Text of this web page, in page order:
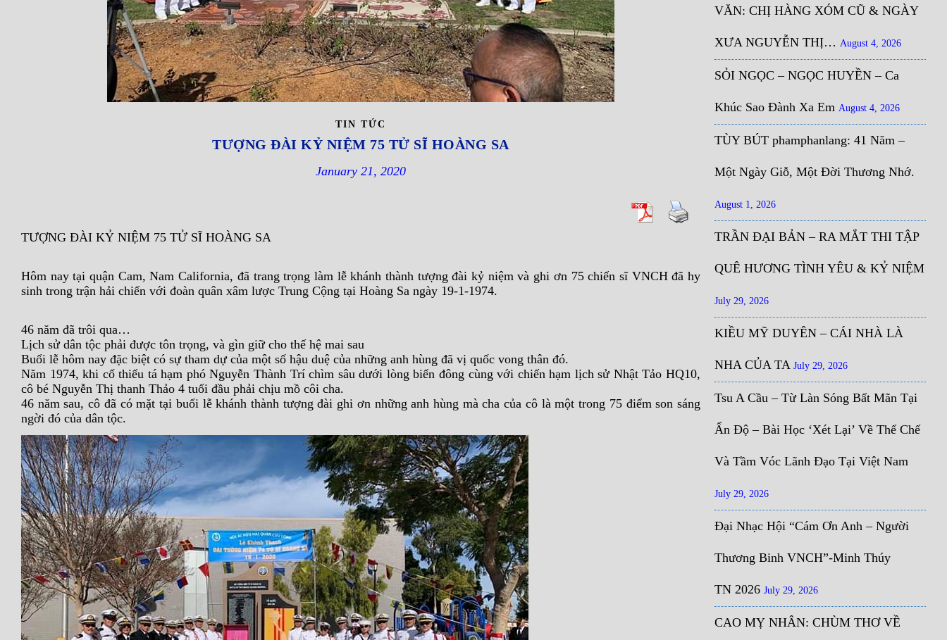
TIN TỨC
TƯỢNG ĐÀI KỶ NIỆM 75 TỬ SĨ HOÀNG SA
January 21, 2020
TƯỢNG ĐÀI KỶ NIỆM 75 TỬ SĨ HOÀNG SA
Hôm nay tại quận Cam, Nam California, đã trang trọng làm lễ khánh thành tượng đài kỷ niệm và ghi ơn 75 chiến sĩ VNCH đã hy
sinh trong trận hải chiến với đoàn quân xâm lược Trung Cộng tại Hoàng Sa ngày 19-1-1974.
46 năm đã trôi qua…
Lịch sử dân tộc phải được tôn trọng, và gìn giữ cho thế hệ mai sau
Buổi lễ hôm nay đặc biệt có sự tham dự của một số hậu duệ của những anh hùng đã vị quốc vong thân đó.
Năm 1974, khi cố thiếu tá hạm phó Nguyễn Thành Trí chìm sâu dưới lòng biển đông cùng với chiến hạm lịch sử Nhật Tảo HQ10,
cô bé Nguyễn Thị thanh Thảo 4 tuổi đầu phải chịu mồ côi cha.
46 năm sau, cô đã có mặt tại buổi lễ khánh thành tượng đài ghi ơn những anh hùng mà cha của cô là một trong 75 điểm son sáng
ngời đó của dân tộc.
VĂN: CHỊ HÀNG XÓM CŨ & NGÀY
XƯA NGUYỄN THỊ… August 4, 2026
SỎI NGỌC – NGỌC HUYỀN – Ca
Khúc Sao Đành Xa Em August 4, 2026
TÙY BÚT phamphanlang: 41 Năm –
Một Ngày Giỗ, Một Đời Thương Nhớ.
August 1, 2026
TRẦN ĐẠI BẢN – RA MẮT THI TẬP
QUÊ HƯƠNG TÌNH YÊU & KỶ NIỆM
July 29, 2026
KIỀU MỸ DUYÊN – CÁI NHÀ LÀ
NHA CỦA TA July 29, 2026
Tsu A Cầu – Từ Làn Sóng Bất Mãn Tại
Ấn Độ – Bài Học ‘Xét Lại’ Về Thể Chế
Và Tầm Vóc Lãnh Đạo Tại Việt Nam
July 29, 2026
Đại Nhạc Hội “Cám Ơn Anh – Người
Thương Binh VNCH”-Minh Thúy
TN 2026 July 29, 2026
CAO MỴ NHÂN: CHÙM THƠ VỀ